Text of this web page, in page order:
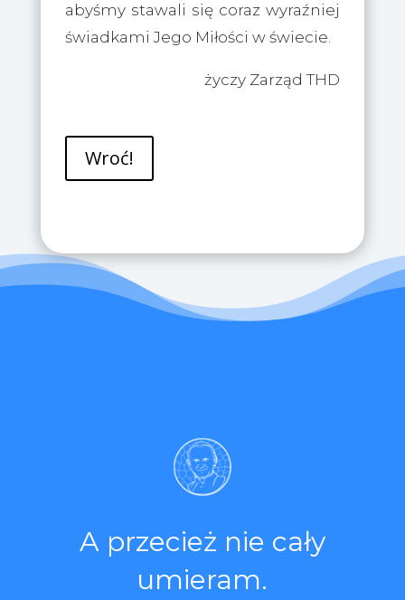
abyśmy stawali się coraz wyraźniej
świadkami Jego Miłości w świecie.
życzy Zarząd THD
A przecież nie cały
umieram.